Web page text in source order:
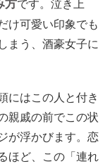
方です。泣き上
け可愛い印象でも
まう、酒豪女子に
にはこの人と付き
親戚の前でこの状
が浮かびます。恋
ほど、この「連れ